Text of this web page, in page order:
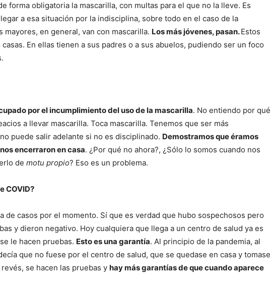
forma obligatoria la mascarilla, con multas para el que no la lleve. Es
a esa situación por la indisciplina, sobre todo en el caso de la
mayores, en general, van con mascarilla. Los más jóvenes, pasan.Estos
En ellas tienen a sus padres o a sus abuelos, pudiendo ser un foco
por el incumplimiento del uso de la mascarilla. No entiendo por qué
a llevar mascarilla. Toca mascarilla. Tenemos que ser más
puede salir adelante si no es disciplinado. Demostramos que éramos
encerraron en casa. ¿Por qué no ahora?, ¿Sólo lo somos cuando nos
de motu propio? Eso es un problema.
COVID?
de casos por el momento. Sí que es verdad que hubo sospechosos pero
y dieron negativo. Hoy cualquiera que llega a un centro de salud ya es
le hacen pruebas. Esto es una garantía. Al principio de la pandemia, al
que no fuese por el centro de salud, que se quedase en casa y tomase
se hacen las pruebas y hay más garantías de que cuando aparece